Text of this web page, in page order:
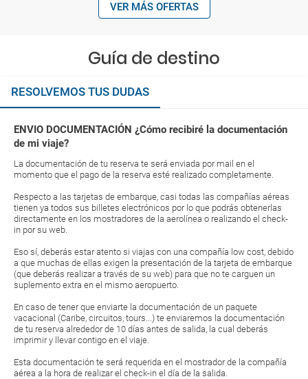
VER MÁS OFERTAS
Guía de destino
RESOLVEMOS TUS DUDAS
ENVIO DOCUMENTACIÓN ¿Cómo recibiré la documentación
de mi viaje?
La documentación de tu reserva te será enviada por mail en el
momento que el pago de la reserva esté realizado completamente.
Respecto a las tarjetas de embarque, casi todas las compañías aéreas
tienen ya todos sus billetes electrónicos por lo que podrás obtenerlas
directamente en los mostradores de la aerolínea o realizando el check-
in por su web.
Eso sí, deberás estar atento si viajas con una compañía low cost, debido
a que muchas de ellas exigen la presentación de la tarjeta de embarque
(que deberás realizar a través de su web) para que no te carguen un
suplemento extra en el mismo aeropuerto.
En caso de tener que enviarte la documentación de un paquete
vacacional (Caribe, circuitos, tours...) te enviaremos la documentación
de tu reserva alrededor de 10 días antes de salida, la cual deberás
imprimir y llevar contigo en el viaje.
Esta documentación te será requerida en el mostrador de la compañía
aérea a la hora de realizar el check-in el día de la salida.